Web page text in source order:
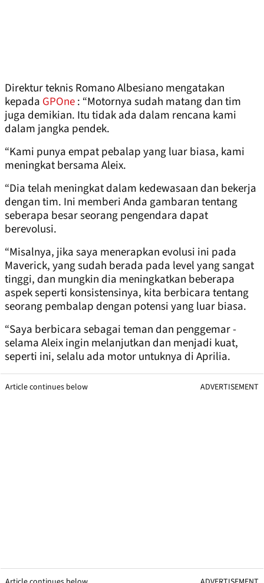
Direktur teknis Romano Albesiano mengatakan
kepada GPOne: “Motornya sudah matang dan tim
juga demikian. Itu tidak ada dalam rencana kami
dalam jangka pendek.
“Kami punya empat pebalap yang luar biasa, kami
meningkat bersama Aleix.
“Dia telah meningkat dalam kedewasaan dan bekerja
dengan tim. Ini memberi Anda gambaran tentang
seberapa besar seorang pengendara dapat
berevolusi.
“Misalnya, jika saya menerapkan evolusi ini pada
Maverick, yang sudah berada pada level yang sangat
tinggi, dan mungkin dia meningkatkan beberapa
aspek seperti konsistensinya, kita berbicara tentang
seorang pembalap dengan potensi yang luar biasa.
“Saya berbicara sebagai teman dan penggemar -
selama Aleix ingin melanjutkan dan menjadi kuat,
seperti ini, selalu ada motor untuknya di Aprilia.
Article continues below ADVERTISEMENT